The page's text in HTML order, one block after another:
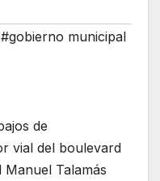
#gobierno municipal
de
vial del boulevard
Talamás